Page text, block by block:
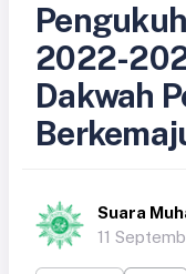
2022-
Dakwah
Suara
11